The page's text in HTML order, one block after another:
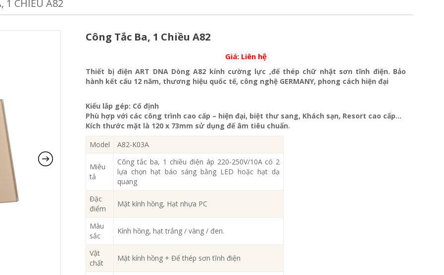
1 CHIỀU A82
Công Tắc Ba, 1 Chiều A82
Giá: Liên hệ
Thiết bị điện ART DNA Dòng A82 kính cường lực ,đế thép chữ nhật sơn tĩnh điện. Bảo
hành kết cấu 12 năm, thương hiệu quốc tế, công nghệ GERMANY, phong cách hiện đại
Kiểu lắp gép: Cố định
Phù hợp với các công trình cao cấp – hiện đại, biệt thư sang, Khách sạn, Resort cao cấp…
Kích thước mặt là 120 x 73mm sử dụng đế âm tiêu chuẩn.
Model
A82-K03A
Miêu
tả
Công tắc ba, 1 chiều điện áp 220-250V/10A có 2
lựa chọn hạt báo sáng bằng LED hoặc hạt dạ
quang
Đặc
điểm
Mặt kính hồng, Hạt nhựa PC
Màu
sắc
Kính hồng, hạt trắng / vàng / đen.
Vật
chất
Mặt kính hồng + Đế thép sơn tĩnh điện